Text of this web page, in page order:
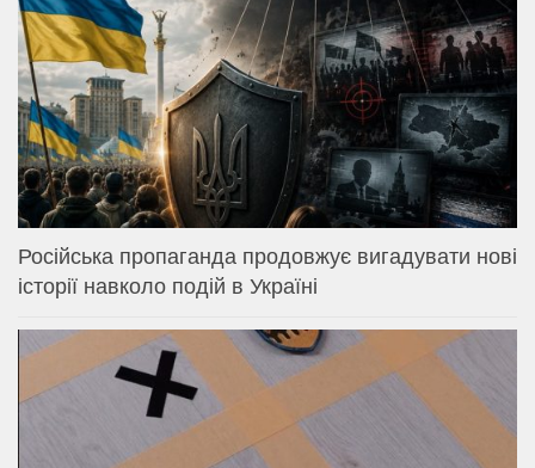
Російська пропаганда продовжує вигадувати нові
історії навколо подій в Україні